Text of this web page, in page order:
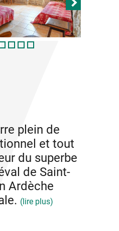
plein de
et tout
du superbe
de Saint-
Ardèche
(lire plus)